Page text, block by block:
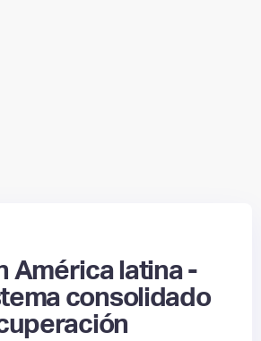
América latina -
consolidado